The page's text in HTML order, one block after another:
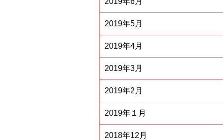
2019年5月
2019年4月
2019年3月
2019年2月
2019年１月
2018年12月